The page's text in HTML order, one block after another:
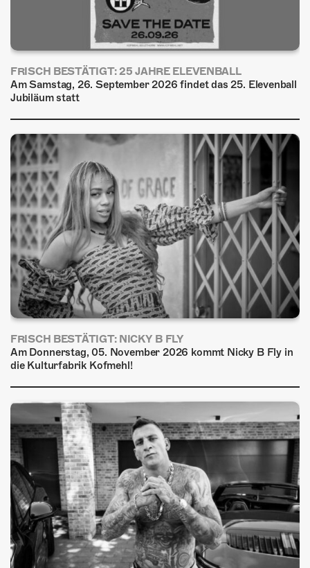
FRISCH BESTÄTIGT: 25 JAHRE ELEVENBALL
Am Samstag, 26. September 2026 findet das 25. Elevenball
Jubiläum statt
FRISCH BESTÄTIGT: NICKY B FLY
Am Donnerstag, 05. November 2026 kommt Nicky B Fly in
die Kulturfabrik Kofmehl!